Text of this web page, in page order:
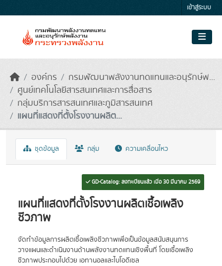
เข้าสู่ระบบ
องค์กร
กรมพัฒนาพลังงานทดแทนและอนุรักษ์พ...
ศูนย์เทคโนโลยีสารสนเทศและการสื่อสาร
กลุ่มบริการสารสนเทศและภูมิสารสนเทศ
แผนที่แสดงที่ตั้งโรงงานผลิต...
ชุดข้อมูล กลุ่ม ความเคลื่อนไหว
GD-Catalog: ลงทะเบียนแล้ว เมื่อ 30 มีนาคม 2569
แผนที่แสดงที่ตั้งโรงงานผลิตเชื้อเพลิง
ชีวภาพ
จัดทำข้อมูลการผลิตเชื้อเพลิงชีวภาพเพื่อเป็นข้อมูลสนับสนุนการ
วางแผนและดำเนินงานด้านพลังงานทดแทนเชิงพื้นที่ โดยเชื้อเพลิง
ชีวภาพประกอบไปด้วย เอทานอลและไบโอดีเซล